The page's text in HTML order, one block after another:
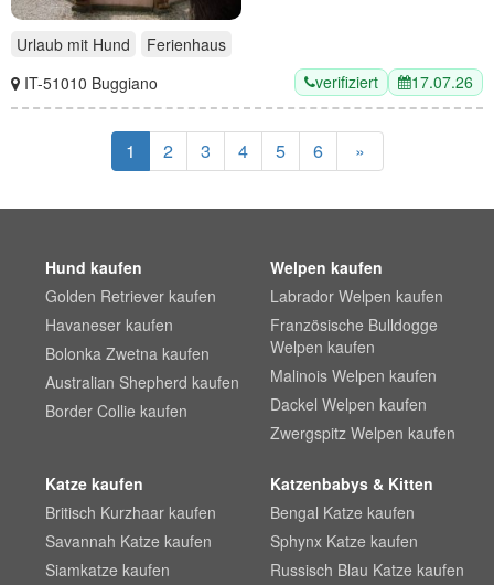
Urlaub mit Hund
Ferienhaus
IT-51010 Buggiano
verifiziert 17.07.26
1 2 3 4 5 6 »
Hund kaufen
Golden Retriever kaufen
Havaneser kaufen
Bolonka Zwetna kaufen
Australian Shepherd kaufen
Border Collie kaufen
Welpen kaufen
Labrador Welpen kaufen
Französische Bulldogge
Welpen kaufen
Malinois Welpen kaufen
Dackel Welpen kaufen
Zwergspitz Welpen kaufen
Katze kaufen
Britisch Kurzhaar kaufen
Savannah Katze kaufen
Siamkatze kaufen
Katzenbabys & Kitten
Bengal Katze kaufen
Sphynx Katze kaufen
Russisch Blau Katze kaufen